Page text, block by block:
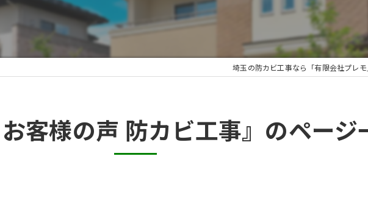
カビと結露対策
カビ臭い部屋
砂壁・珪藻土のカビ
雨漏りによるカビ
コンクリートのカビ
部屋の除菌消臭
埼玉の防カビ工事なら「有限会社プレモ
客様の声 防カビ工事』のページ